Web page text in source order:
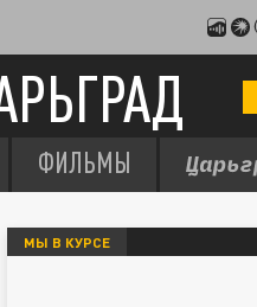
ФИЛЬМЫ
МЫ В КУРСЕ